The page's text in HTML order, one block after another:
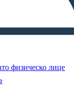
физическо лице